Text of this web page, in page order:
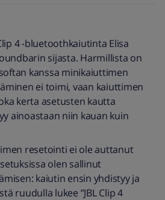
4 -bluetoothkaiutinta Elisa
sijasta. Harmillista on
kanssa minikaiuttimen
ei toimi, vaan kaiuttimen
kerta asetusten kautta
ainoastaan niin kauan kuin
resetointi ei ole auttanut
olen sallinut
kaiutin ensin yhdistyy ja
ruudulla lukee ”JBL Clip 4